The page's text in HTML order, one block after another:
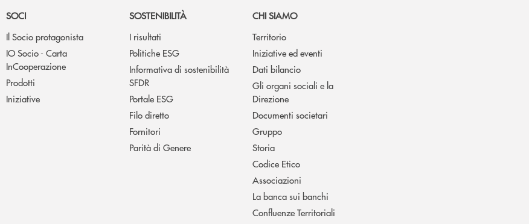
SOCI
Il Socio protagonista
IO Socio - Carta
InCooperazione
Prodotti
Iniziative
SOSTENIBILITÀ
I risultati
Politiche ESG
Informativa di sostenibilità
SFDR
Portale ESG
Filo diretto
Fornitori
Parità di Genere
CHI SIAMO
Territorio
Iniziative ed eventi
Dati bilancio
Gli organi sociali e la
Direzione
Documenti societari
Gruppo
Storia
Codice Etico
Associazioni
La banca sui banchi
Confluenze Territoriali